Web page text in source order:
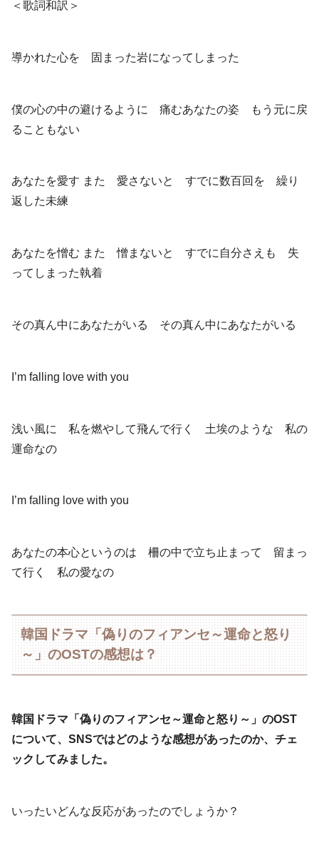
＜歌詞和訳＞
導かれた心を 固まった岩になってしまった
僕の心の中の避けるように 痛むあなたの姿 もう元に戻
ることもない
あなたを愛す また 愛さないと すでに数百回を 繰り
返した未練
あなたを憎む また 憎まないと すでに自分さえも 失
ってしまった執着
その真ん中にあなたがいる その真ん中にあなたがいる
I’m falling love with you
浅い風に 私を燃やして飛んで行く 土埃のような 私の
運命なの
I’m falling love with you
あなたの本心というのは 柵の中で立ち止まって 留まっ
て行く 私の愛なの
韓国ドラマ「偽りのフィアンセ～運命と怒り
～」のOSTの感想は？
韓国ドラマ「偽りのフィアンセ～運命と怒り～」のOST
について、SNSではどのような感想があったのか、チェ
ックしてみました。
いったいどんな反応があったのでしょうか？